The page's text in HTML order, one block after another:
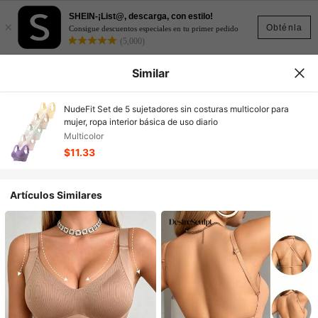
Obténla
×
SHEIN-¡List@, descarga, con estilo!
Consigue descuentos especiales en tu primer pedido
(5,000)
Similar
NudeFit Set de 5 sujetadores sin costuras multicolor para
mujer, ropa interior básica de uso diario
Multicolor
$11.33
Artículos Similares